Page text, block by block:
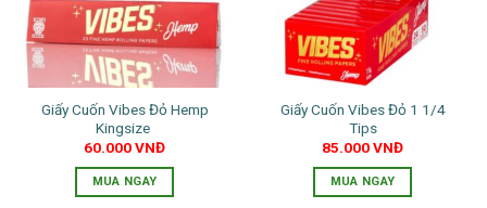
Giấy Cuốn Vibes Đỏ Hemp
Kingsize
60.000VNĐ
MUA NGAY
Giấy Cuốn Vibes Đỏ 1 1/4
Tips
85.000VNĐ
MUA NGAY